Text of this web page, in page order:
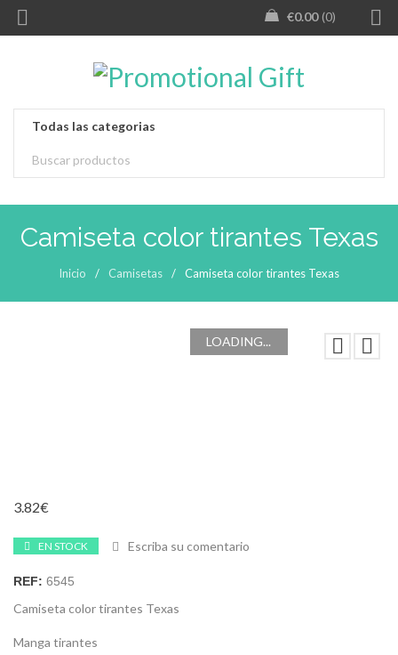
0.00
€ 0
Camiseta color tirantes Texas
Inicio / Camisetas / Camiseta color tirantes Texas
LOADING...
3.82€
EN STOCK Escriba su comentario
REF: 6545
Camiseta color tirantes Texas
Manga tirantes